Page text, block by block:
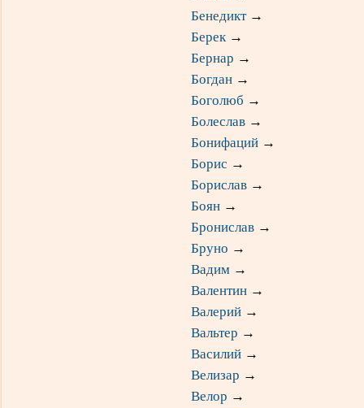
Бенедикт→
Берек→
Бернар →
Богдан →
Боголюб →
Болеслав →
Бонифаций →
Борис →
Борислав →
Боян →
Бронислав →
Бруно →
Вадим →
Валентин →
Валерий →
Вальтер →
Василий →
Велизар →
Велор →